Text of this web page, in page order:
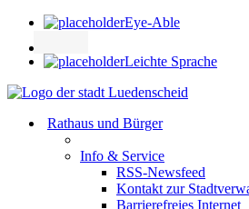
Eye-Able
Leichte Sprache
Rathaus und Bürger
Info & Service
RSS-Newsfeed
Kontakt zur
Barrierefreies Internet